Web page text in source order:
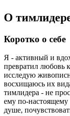
О
Коротко о себе
Я - активный и
превратил любовь
исследую
восхищаюсь их
тимлидера - не
ему по-настоящему
душе,